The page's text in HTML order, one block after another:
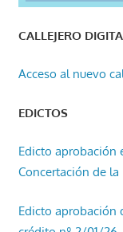
CALLEJERO
Acceso al nuevo
EDICTOS
Edicto aprobación
Concertación de
Edicto aprobación